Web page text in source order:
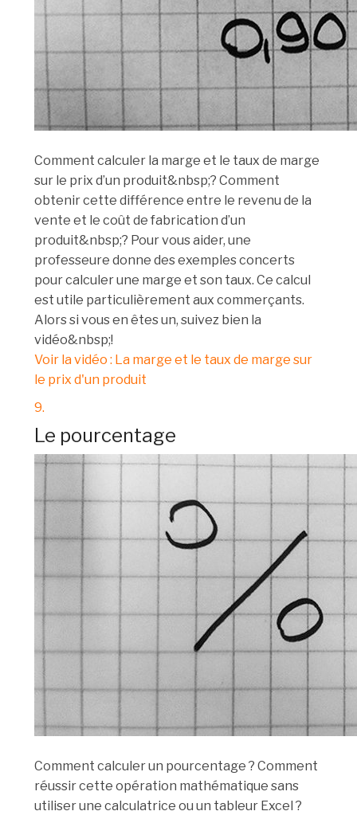
Comment calculer la marge et le taux de marge
sur le prix d’un produit&nbsp;? Comment
obtenir cette différence entre le revenu de la
vente et le coût de fabrication d’un
produit&nbsp;? Pour vous aider, une
professeure donne des exemples concerts
pour calculer une marge et son taux. Ce calcul
est utile particulièrement aux commerçants.
Alors si vous en êtes un, suivez bien la
vidéo&nbsp;!
Voir la vidéo : La marge et le taux de marge sur
le prix d'un produit
9.
Le pourcentage
Comment calculer un pourcentage ? Comment
réussir cette opération mathématique sans
utiliser une calculatrice ou un tableur Excel ?